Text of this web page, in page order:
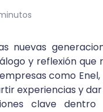
nuevas
y reflexión que
como Enel,
experiencias y
clave dentro